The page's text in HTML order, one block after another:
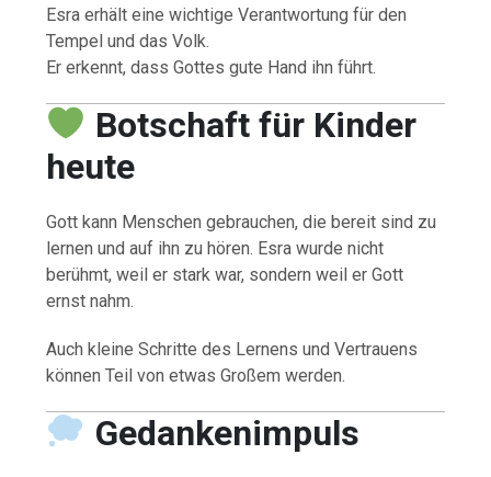
Esra erhält eine wichtige Verantwortung für den
Tempel und das Volk.
Er erkennt, dass Gottes gute Hand ihn führt.
Botschaft für Kinder
heute
Gott kann Menschen gebrauchen, die bereit sind zu
lernen und auf ihn zu hören. Esra wurde nicht
berühmt, weil er stark war, sondern weil er Gott
ernst nahm.
Auch kleine Schritte des Lernens und Vertrauens
können Teil von etwas Großem werden.
Gedankenimpuls